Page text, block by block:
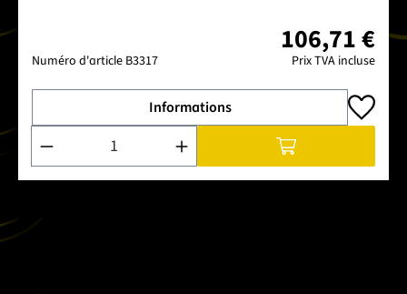
Numéro d'article B3317
106,71 €
Prix TVA incluse
Informations
Quantité de produit : Entrez la quantité souhaitée ou